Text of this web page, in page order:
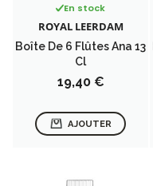
En stock
ROYAL LEERDAM
Boîte De 6 Flûtes Ana 13
Cl
Prix
19,40 €
AJOUTER